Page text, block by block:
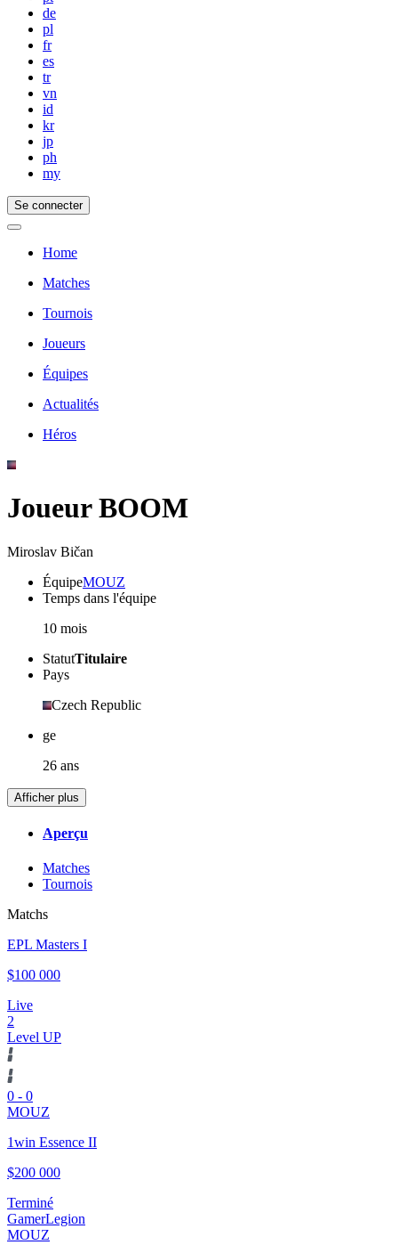
de
pl
fr
es
tr
vn
id
kr
jp
ph
my
Se connecter
Home
Matches
Tournois
Joueurs
Équipes
Actualités
Héros
Joueur BOOM
Miroslav Bičan
ÉquipeMOUZ
Temps dans l'équipe
10 mois
StatutTitulaire
Pays
Czech Republic
ge
26 ans
Afficher plus
Aperçu
Matches
Tournois
Matchs
EPL Masters I
$100 000
Live
2
Level UP
0 - 0
MOUZ
1win Essence II
$200 000
Terminé
GamerLegion
MOUZ